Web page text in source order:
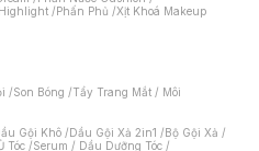
/Phấn Phủ /Xịt Khoá Makeup
/Son Bóng /Tẩy Trang Mắt / Môi
Gội Khô /Dầu Gội Xả 2in1 /Bộ Gội Xả /
Tóc /Serum / Dầu Dưỡng Tóc /